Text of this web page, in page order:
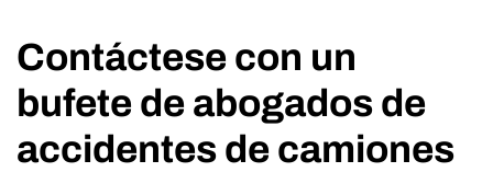
Contáctese con un
bufete de abogados de
accidentes de camiones